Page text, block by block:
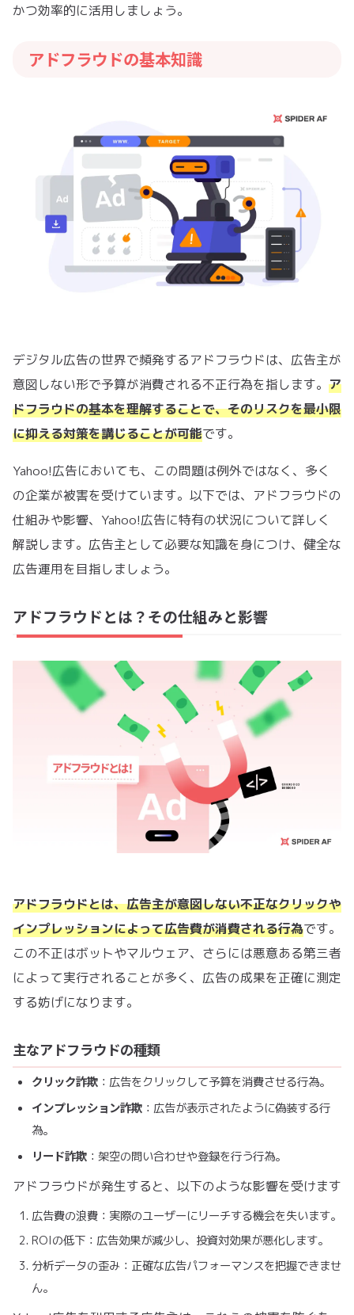
かつ効率的に活用しましょう。
アドフラウドの基本知識
デジタル広告の世界で頻発するアドフラウドは、広告主が
意図しない形で予算が消費される不正行為を指します。 ア
ドフラウドの基本を理解することで、そのリスクを最小限
に抑える対策を講じることが可能です。
Yahoo!広告においても、この問題は例外ではなく、多く
の企業が被害を受けています。以下では、アドフラウドの
仕組みや影響、Yahoo!広告に特有の状況について詳しく
解説します。広告主として必要な知識を身につけ、健全な
広告運用を目指しましょう。
アドフラウドとは？その仕組みと影響
アドフラウドとは、広告主が意図しない不正なクリックや
インプレッションによって広告費が消費される行為です。
この不正はボットやマルウェア、さらには悪意ある第三者
によって実行されることが多く、広告の成果を正確に測定
する妨げになります。
主なアドフラウドの種類
クリック詐欺：広告をクリックして予算を消費させる行為。
インプレッション詐欺：広告が表示されたように偽装する行
為。
リード詐欺：架空の問い合わせや登録を行う行為。
アドフラウドが発生すると、以下のような影響を受けます
広告費の浪費：実際のユーザーにリーチする機会を失います。
ROIの低下：広告効果が減少し、投資対効果が悪化します。
分析データの歪み：正確な広告パフォーマンスを把握できませ
ん。